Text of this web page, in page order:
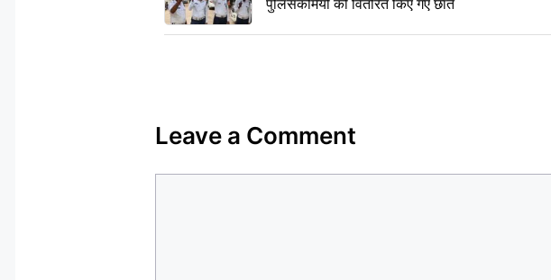
पुलिसकर्मियों को वितरित किए गए छाते
Leave a Comment